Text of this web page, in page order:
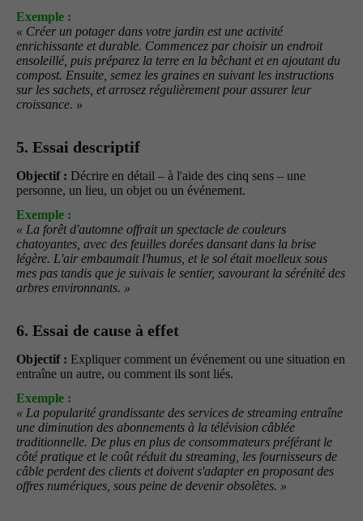
Exemple :
« Créer un potager dans votre jardin est une activité
enrichissante et durable. Commencez par choisir un endroit
ensoleillé, puis préparez la terre en la bêchant et en ajoutant du
compost. Ensuite, semez les graines en suivant les instructions
sur les sachets, et arrosez régulièrement pour assurer leur
croissance. »
5. Essai descriptif
Objectif : Décrire en détail – à l'aide des cinq sens – une
personne, un lieu, un objet ou un événement.
Exemple :
« La forêt d'automne offrait un spectacle de couleurs
chatoyantes, avec des feuilles dorées dansant dans la brise
légère. L'air embaumait l'humus, et le sol était moelleux sous
mes pas tandis que je suivais le sentier, savourant la sérénité des
arbres environnants. »
6. Essai de cause à effet
Objectif : Expliquer comment un événement ou une situation en
entraîne un autre, ou comment ils sont liés.
Exemple :
« La popularité grandissante des services de streaming entraîne
une diminution des abonnements à la télévision câblée
traditionnelle. De plus en plus de consommateurs préférant le
côté pratique et le coût réduit du streaming, les fournisseurs de
câble perdent des clients et doivent s'adapter en proposant des
offres numériques, sous peine de devenir obsolètes. »